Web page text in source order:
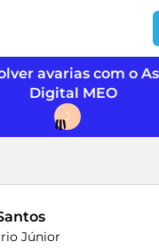
avarias com o
Digital MEO
J
Júnior